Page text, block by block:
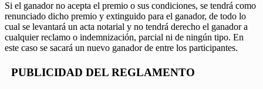
Si el ganador no acepta el premio o sus condiciones, se tendrá como
renunciado dicho premio y extinguido para el ganador, de todo lo
cual se levantará un acta notarial y no tendrá derecho el ganador a
cualquier reclamo o indemnización, parcial ni de ningún tipo. En
este caso se sacará un nuevo ganador de entre los participantes.
PUBLICIDAD DEL REGLAMENTO